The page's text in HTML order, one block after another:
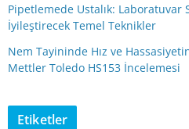
Pipetlemede Ustalık: Laboratuvar
İyileştirecek Temel Teknikler
Nem Tayininde Hız ve
Mettler Toledo HS153 İncelemesi
Etiketler